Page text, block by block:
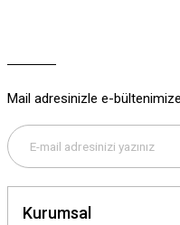
Mail adresinizle e-
Kurumsal